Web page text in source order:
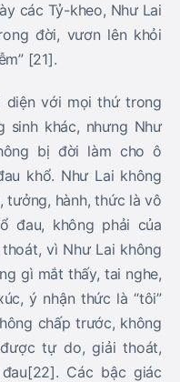
các Tỷ-kheo, Như Lai
đời, vươn lên khỏi
[21].
diện với mọi thứ trong
sinh khác, nhưng Như
bị đời làm cho ô
khổ. Như Lai không
tưởng, hành, thức là vô
đau, không phải của
vì Như Lai không
gì mắt thấy, tai nghe,
ý nhận thức là “tôi”
chấp trước, không
tự do, giải thoát,
Các bậc giác